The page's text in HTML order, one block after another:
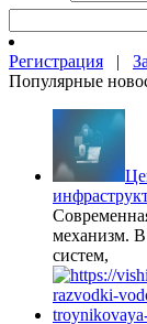
Регистрация |
Популярные
механизм. В
систем,